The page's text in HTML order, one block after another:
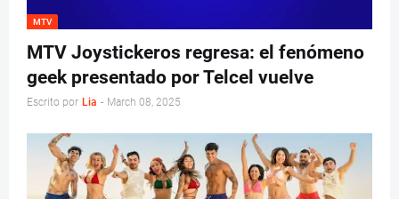
MTV
MTV Joystickeros regresa: el fenómeno
geek presentado por Telcel vuelve
Escrito por Lia - March 08, 2025